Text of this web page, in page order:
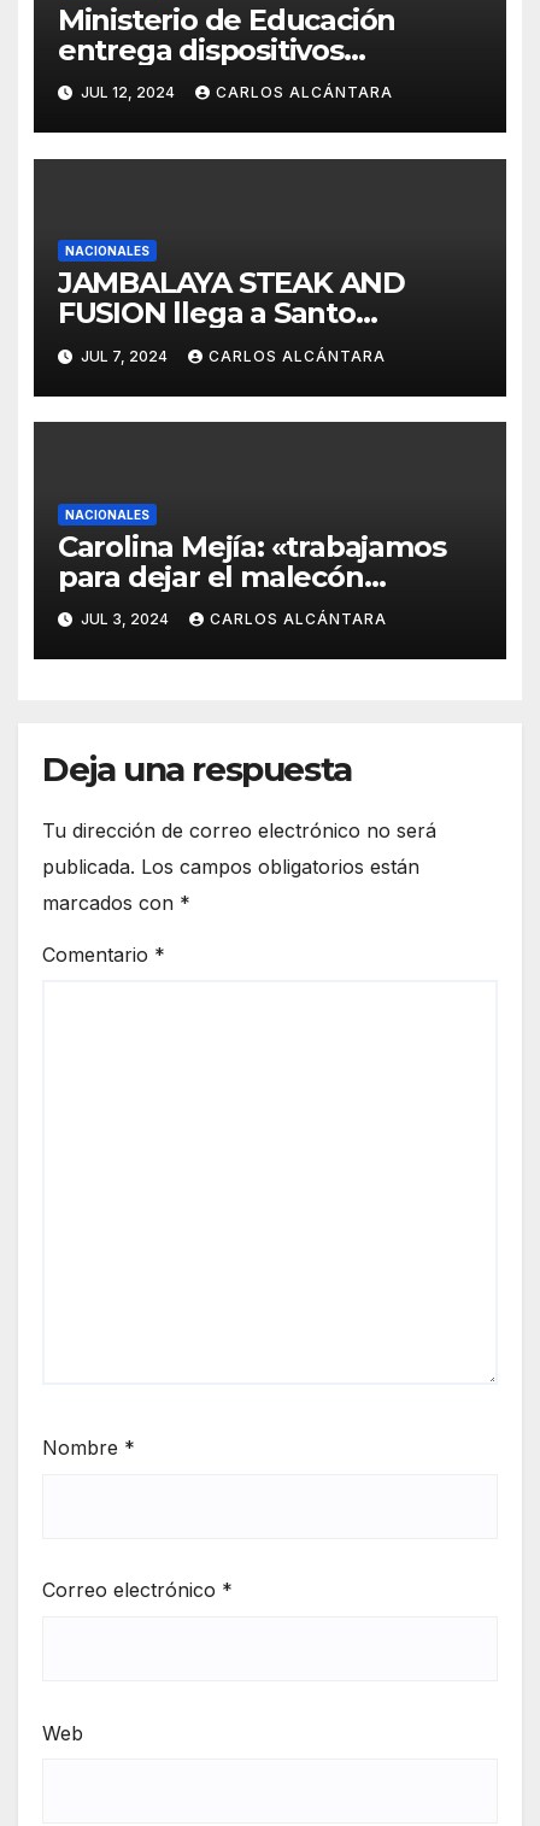
Ministerio de Educación
entrega dispositivos
electrónicos al Distrito15-05
JUL 12, 2024 CARLOS ALCÁNTARA
NACIONALES
JAMBALAYA STEAK AND
FUSION llega a Santo
Mercado
JUL 7, 2024 CARLOS ALCÁNTARA
NACIONALES
Carolina Mejía: «trabajamos
para dejar el malecón
normalizado a la brevedad
posible»
JUL 3, 2024 CARLOS ALCÁNTARA
Deja una respuesta
Tu dirección de correo electrónico no será
publicada. Los campos obligatorios están
marcados con *
Comentario *
Nombre *
Correo electrónico *
Web